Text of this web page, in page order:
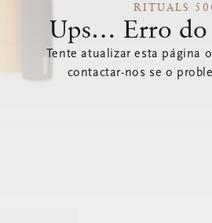
RITUALS
Ups… Erro do
Tente atualizar esta página
contactar-nos se o